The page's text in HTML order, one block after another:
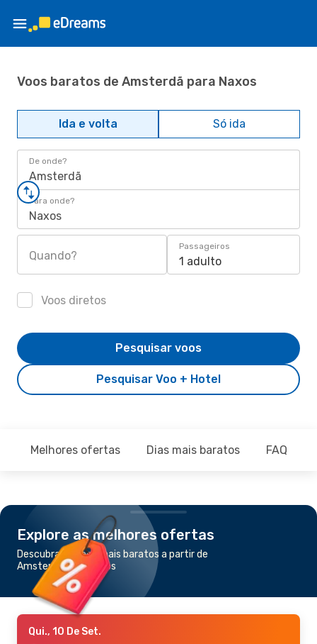
Voos baratos de Amsterdã para Naxos
Ida e volta Só ida
De onde?
Amsterdã
Para onde?
Naxos
Quando?
Passageiros
1 adulto
Voos diretos
Pesquisar Voo + Hotel
Pesquisar voos
Melhores ofertas Dias mais baratos FAQ
Explore as melhores ofertas
Descubra os voos mais baratos a partir de
Amsterdã para Naxos
Qui., 10 De Set.